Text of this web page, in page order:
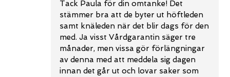
Tack Paula för din omtanke! Det
stämmer bra att de byter ut höftleden
samt knäleden när det blir dags för den
med. Ja visst Vårdgarantin säger tre
månader, men vissa gör förlängningar
av denna med att meddela sig dagen
innan det går ut och lovar saker som